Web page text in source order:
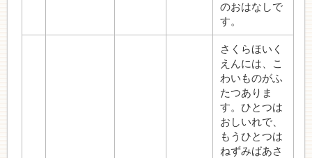
のおはなしで
す。
さくらほいく
えんには、こ
わいものがふ
たつありま
す。ひとつは
おしいれで、
もうひとつは
ねずみばあさ